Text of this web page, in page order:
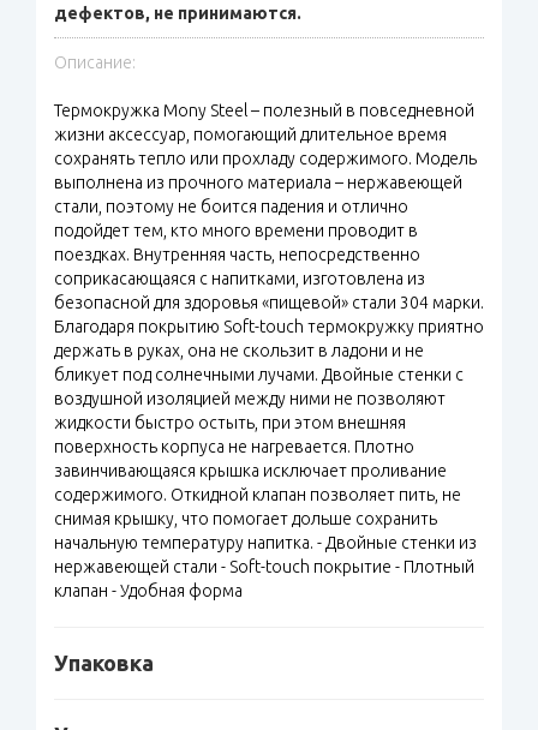
дефектов, не принимаются.
Описание:
Термокружка Mony Steel – полезный в повседневной
жизни аксессуар, помогающий длительное время
сохранять тепло или прохладу содержимого. Модель
выполнена из прочного материала – нержавеющей
стали, поэтому не боится падения и отлично
подойдет тем, кто много времени проводит в
поездках. Внутренняя часть, непосредственно
соприкасающаяся с напитками, изготовлена из
безопасной для здоровья «пищевой» стали 304 марки.
Благодаря покрытию Soft-touch термокружку приятно
держать в руках, она не скользит в ладони и не
бликует под солнечными лучами. Двойные стенки с
воздушной изоляцией между ними не позволяют
жидкости быстро остыть, при этом внешняя
поверхность корпуса не нагревается. Плотно
завинчивающаяся крышка исключает проливание
содержимого. Откидной клапан позволяет пить, не
снимая крышку, что помогает дольше сохранить
начальную температуру напитка. - Двойные стенки из
нержавеющей стали - Soft-touch покрытие - Плотный
клапан - Удобная форма
Упаковка